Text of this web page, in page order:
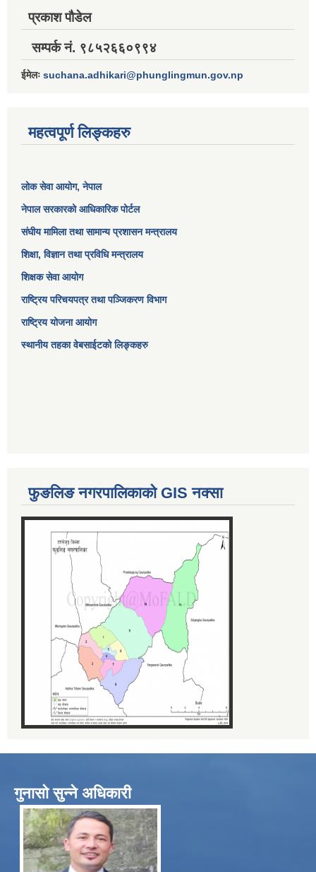
प्रकाश पौडेल
सम्पर्क नं. ९८५२६६०९९४
ईमेलः suchana.adhikari@phunglingmun.gov.np
महत्वपूर्ण लिङ्कहरु
लोक सेवा आयोग, नेपाल
नेपाल सरकारको आधिकारिक पोर्टल
संघीय मामिला तथा सामान्य प्रशासन मन्त्रालय
शिक्षा, विज्ञान तथा प्रविधि मन्त्रालय
शिक्षक सेवा आयोग
राष्ट्रिय परिचयपत्र तथा पञ्जिकरण विभाग
राष्ट्रिय योजना आयोग
स्थानीय तहका वेबसाईटको लिङ्कहरु
फुङलिङ नगरपालिकाको GIS नक्सा
गुनासो सुन्ने अधिकारी